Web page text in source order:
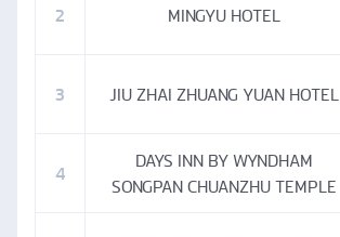
2 MINGYU HOTEL
3 JIU ZHAI ZHUANG YUAN HOTEL
4
DAYS INN BY WYNDHAM
SONGPAN CHUANZHU TEMPLE